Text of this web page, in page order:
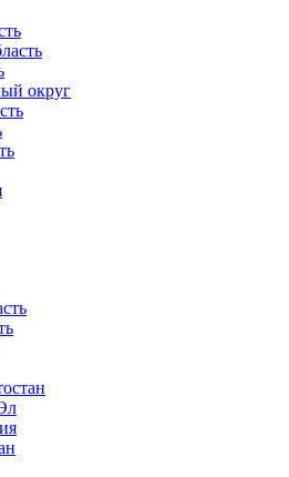
округ